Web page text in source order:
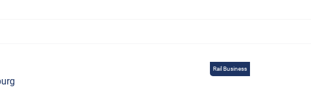
Rail Business